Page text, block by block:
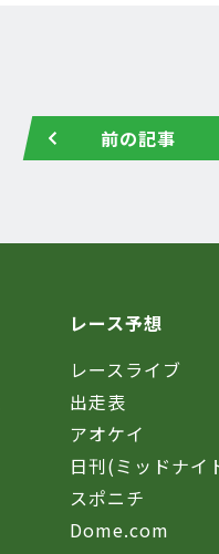
前の記事
レース予想
レースライブ
出走表
アオケイ
日刊(ミッドナイ
スポニチ
Dome.com